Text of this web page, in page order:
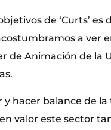
de ‘Curts’ es
a ver
de Animación de la
hacer balance de la
valor este sector